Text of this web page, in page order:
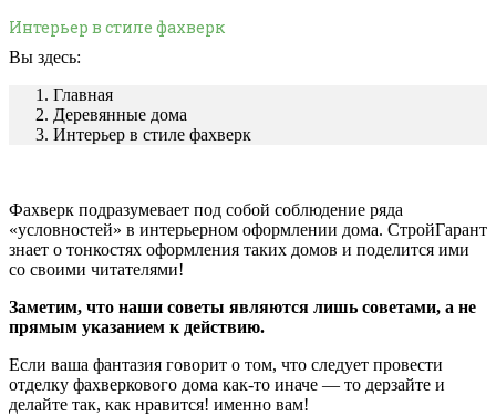
Интерьер в стиле фахверк
Вы здесь:
Главная
Деревянные дома
Интерьер в стиле фахверк
Фахверк подразумевает под собой соблюдение ряда
«условностей» в интерьерном оформлении дома. СтройГарант
знает о тонкостях оформления таких домов и поделится ими
со своими читателями!
Заметим, что наши советы являются лишь советами, а не
прямым указанием к действию.
Если ваша фантазия говорит о том, что следует провести
отделку фахверкового дома как-то иначе — то дерзайте и
делайте так, как нравится! именно вам!